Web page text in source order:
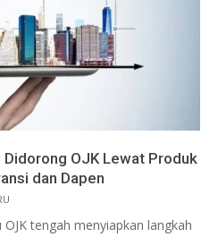
OJK Lewat Produk
dan Dapen
tengah menyiapkan langkah